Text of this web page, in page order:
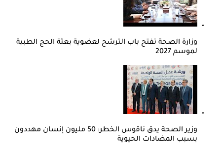
وزارة الصحة تفتح باب الترشح لعضوية بعثة الحج الطبية
لموسم 2027
وزير الصحة يدق ناقوس الخطر: 50 مليون إنسان مهددون
بسبب المضادات الحيوية